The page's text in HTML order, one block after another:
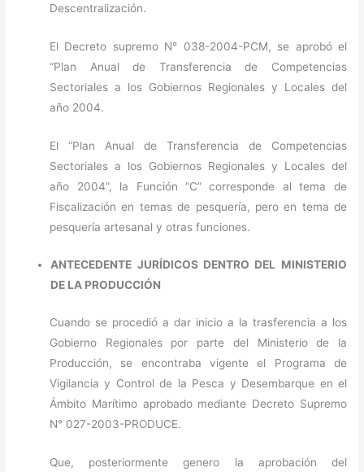
Descentralización.
El Decreto supremo N° 038-2004-PCM, se aprobó el
“Plan Anual de Transferencia de Competencias
Sectoriales a los Gobiernos Regionales y Locales del
año 2004.
El “Plan Anual de Transferencia de Competencias
Sectoriales a los Gobiernos Regionales y Locales del
año 2004”, la Función “C” corresponde al tema de
Fiscalización en temas de pesquería, pero en tema de
pesquería artesanal y otras funciones.
ANTECEDENTE JURÍDICOS DENTRO DEL MINISTERIO
DE LA PRODUCCIÓN
Cuando se procedió a dar inicio a la trasferencia a los
Gobierno Regionales por parte del Ministerio de la
Producción, se encontraba vigente el Programa de
Vigilancia y Control de la Pesca y Desembarque en el
Ámbito Marítimo aprobado mediante Decreto Supremo
N° 027-2003-PRODUCE.
Que, posteriormente genero la aprobación del